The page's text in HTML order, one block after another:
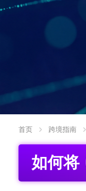
首页 跨境指南
如何